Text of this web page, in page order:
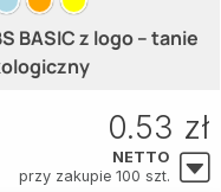
BASIC z logo – tanie
0.53 zł
NETTO
przy zakupie 100 szt.